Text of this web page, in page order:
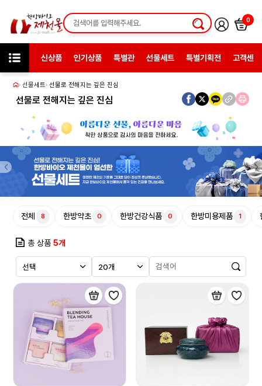
0
신상품 인기상품 특별관 선물세트 특별기획전 고객센터
선물세트 선물로 전해지는 깊은 진심
선물로 전해지는 깊은 진심
전체 8 한방약초 0 한방건강식품 0 한방미용제품 1
총 상품5개